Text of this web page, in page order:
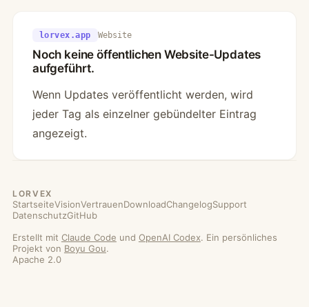
lorvex.app Website
Noch keine öffentlichen Website-Updates
aufgeführt.
Wenn Updates veröffentlicht werden, wird
jeder Tag als einzelner gebündelter Eintrag
angezeigt.
LORVEX
StartseiteVisionVertrauenDownloadChangelogSupport
DatenschutzGitHub
Erstellt mit Claude Code und OpenAI Codex. Ein persönliches
Projekt von Boyu Gou.
Apache 2.0